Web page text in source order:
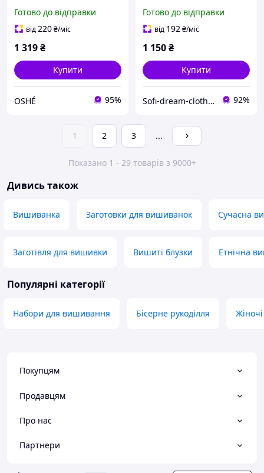
Готово до відправки
від220₴/міс
1 319₴
Купити
OSHÉ 95%
Готово до відправки
від 192₴/міс
1 150₴
Купити
Sofi-dream-clothes 92%
1 2 3 ...
Показано 1 - 29 товарів з 9000+
Дивись також
Вишиванка Заготовки для вишиванок Сучасна
Заготівля для вишивки Вишиті блузки Етнічна
Популярні категорії
Набори для вишивання Бісерне рукоділля
Покупцям
Продавцям
Про нас
Партнери